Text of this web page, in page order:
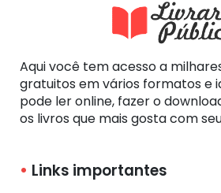
Aqui você tem acesso a
gratuitos em vários formatos e
pode ler online, fazer o
os livros que mais gosta com
Links importantes